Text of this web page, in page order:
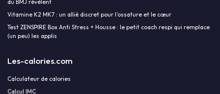
du BMJ révèlent
Vitamine K2 MK7 : un allié discret pour l’ossature et le cœur
Test ZENSPIRE Box Anti Stress + Housse : le petit coach respi qui remplace
(un peu) les applis
Les-calories.com
Calculateur de calories
Calcul IMC